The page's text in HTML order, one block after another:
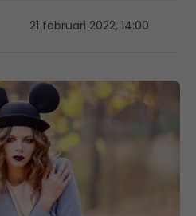
21 februari 2022, 14:00